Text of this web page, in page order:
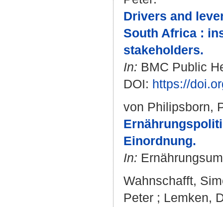
Drivers and
South Africa :
stakeholders.
In: BMC Public
DOI: https://
von Philipsborn,
Einordnung.
In:
Wahnschafft,
Peter ; Lemken,